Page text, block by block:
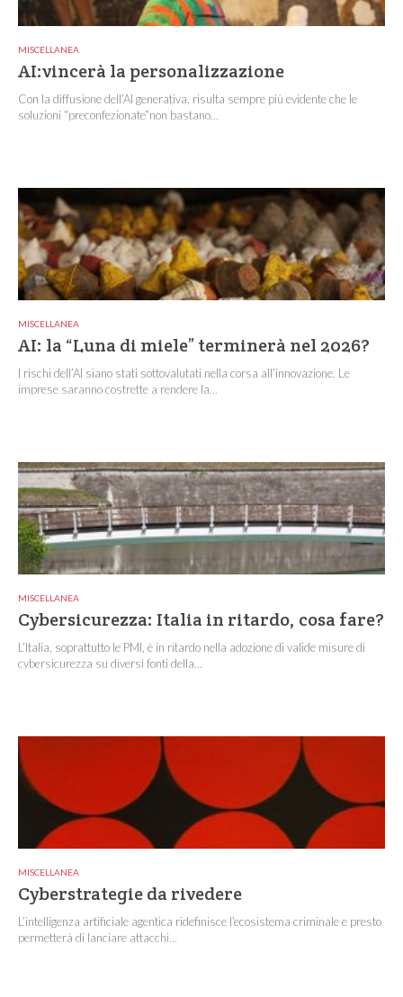
MISCELLANEA
AI:vincerà la personalizzazione
Con la diffusione dell’AI generativa, risulta sempre più evidente che le
soluzioni “preconfezionate”non bastano...
MISCELLANEA
AI: la “Luna di miele” terminerà nel 2026?
I rischi dell’AI siano stati sottovalutati nella corsa all’innovazione. Le
imprese saranno costrette a rendere la...
MISCELLANEA
Cybersicurezza: Italia in ritardo, cosa fare?
L’Italia, soprattutto le PMI, è in ritardo nella adozione di valide misure di
cybersicurezza su diversi fonti della...
MISCELLANEA
Cyberstrategie da rivedere
L’intelligenza artificiale agentica ridefinisce l’ecosistema criminale e presto
permetterà di lanciare attacchi...